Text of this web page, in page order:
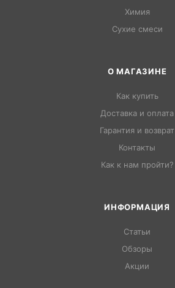
Химия
Сухие смеси
О МАГАЗИНЕ
Как купить
Доставка и оплата
Гарантия и возврат
Контакты
Как к нам пройти?
ИНФОРМАЦИЯ
Статьи
Обзоры
Акции